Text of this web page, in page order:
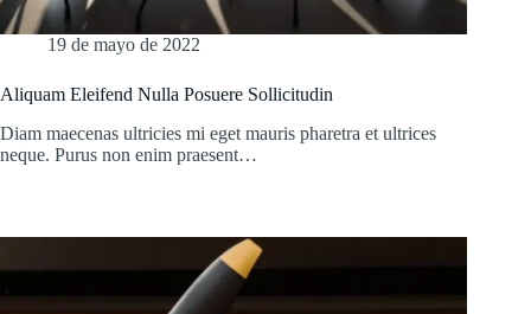
19 de mayo de 2022
Aliquam Eleifend Nulla Posuere Sollicitudin
Diam maecenas ultricies mi eget mauris pharetra et ultrices
neque. Purus non enim praesent…